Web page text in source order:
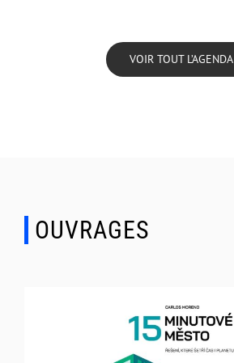
VOIR TOUT L’AGENDA
OUVRAGES